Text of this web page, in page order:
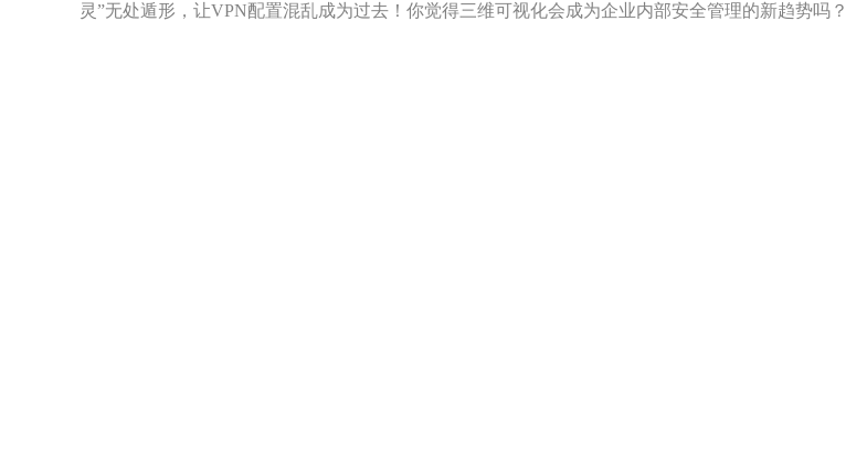
灵”无处遁形，让VPN配置混乱成为过去！你觉得三维可视化会成为企业内部安全管理的新趋势吗？